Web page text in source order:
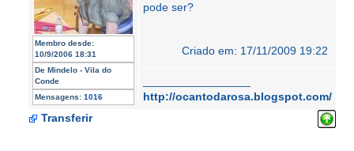
Membro desde:
10/9/2006 18:31
De Mindelo - Vila do
Conde
Mensagens: 1016
pode ser?
Criado em: 17/11/2009 19:22
http://ocantodarosa.blogspot.com/
Transferir